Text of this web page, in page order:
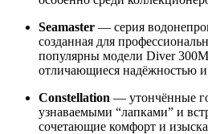
Seamaster — серия
созданная для
популярны модели Diver
отличающиеся надёжностью
Constellation — утончённые
узнаваемыми “лапками” и
сочетающие комфорт и